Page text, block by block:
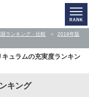
ランキング・比較
2019年版
キュラムの充実度ランキン
キング